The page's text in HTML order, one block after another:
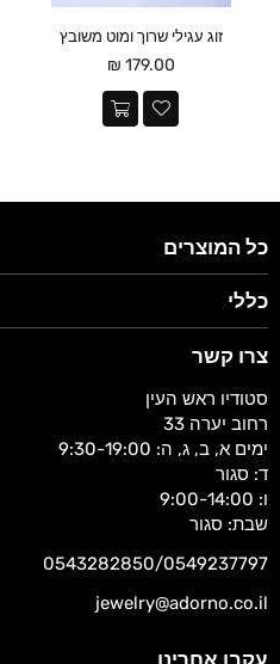
זוג עגילי שרוך ומוט משובץ
מחיר
179.00 ₪
כל המוצרים
כללי
צרו קשר
סטודיו ראש העין
רחוב יערה 33
ימים א, ב, ג, ה: 9:30-19:00
ד: סגור
ו: 9:00-14:00
שבת: סגור
0543282850/0549237797
jewelry@adorno.co.il
עקבו אחרינו